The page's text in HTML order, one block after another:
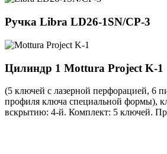
Ручка Libra LD26-1SN/CP-3
Цилиндр 1 Mottura Project K-1
(5 ключей с лазерной перфорацией, 6
профиля ключа специальной формы),
вскрытию: 4-й. Комплект: 5 ключей.